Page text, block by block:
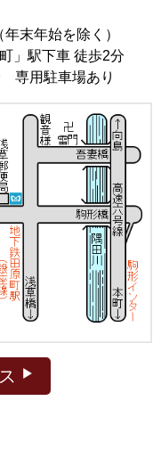
末年始を除く）
」駅下車 徒歩2分
専用駐車場あり